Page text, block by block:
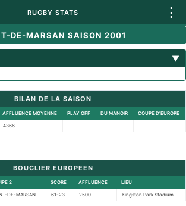
RUGBY STATS ⋮
DE-MARSAN SAISON 2001
▼
BILAN DE LA SAISON
AFFLUENCE MOYENNE PLAY OFF DU MANOIR COUPE D'EUROPE
4366 - -
BOUCLIER EUROPEEN
2 SCORE AFFLUENCE LIEU
DE-MARSAN 61-23 2500 Kingston Park Stadium